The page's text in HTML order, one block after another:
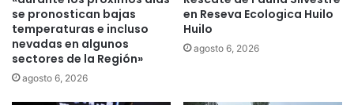
t
o
s
s
u
a
r
i
o
d
se pronostican bajas
temperaturas e incluso
nevadas en algunos
sectores de la Región»
agosto 6, 2026
en Reseva Ecologica Huilo
Huilo
agosto 6, 2026